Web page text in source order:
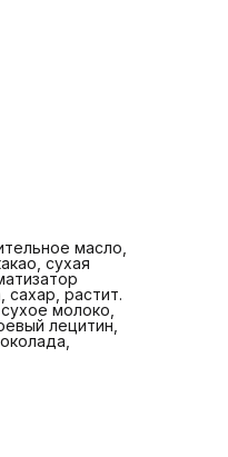
масло,
сухая
сахар, растит.
молоко,
лецитин,